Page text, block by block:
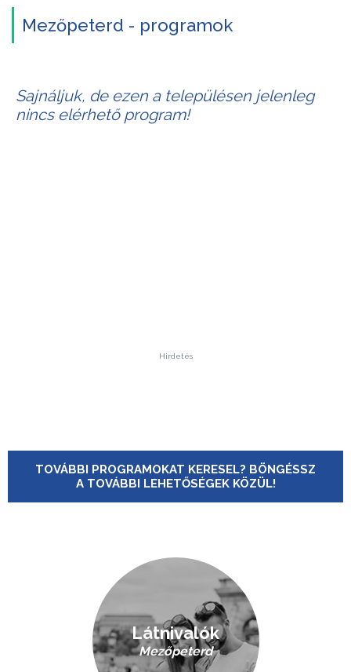
Mezőpeterd - programok
Sajnáljuk, de ezen a településen jelenleg
nincs elérhető program!
Hirdetés
TOVÁBBI PROGRAMOKAT KERESEL? BÖNGÉSSZ
A TOVÁBBI LEHETŐSÉGEK KÖZÜL!
Látnivalók
Mezőpeterd